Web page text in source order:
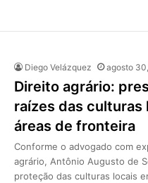
Diego Velázquez agosto
Direito agrário:
raízes das culturas
áreas de fronteira
Conforme o advogado com
agrário, Antônio Augusto de
proteção das culturas locais